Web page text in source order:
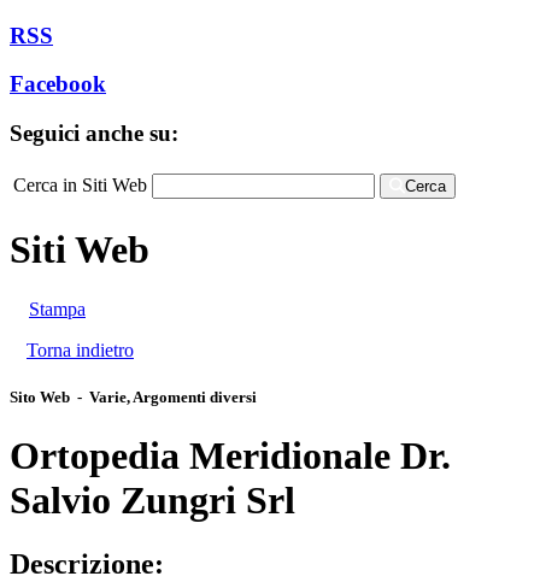
RSS
Facebook
Seguici anche su:
Cerca in Siti Web Cerca
Siti Web
Stampa
Torna indietro
Sito Web - Varie, Argomenti diversi
Ortopedia Meridionale Dr.
Salvio Zungri Srl
Descrizione: